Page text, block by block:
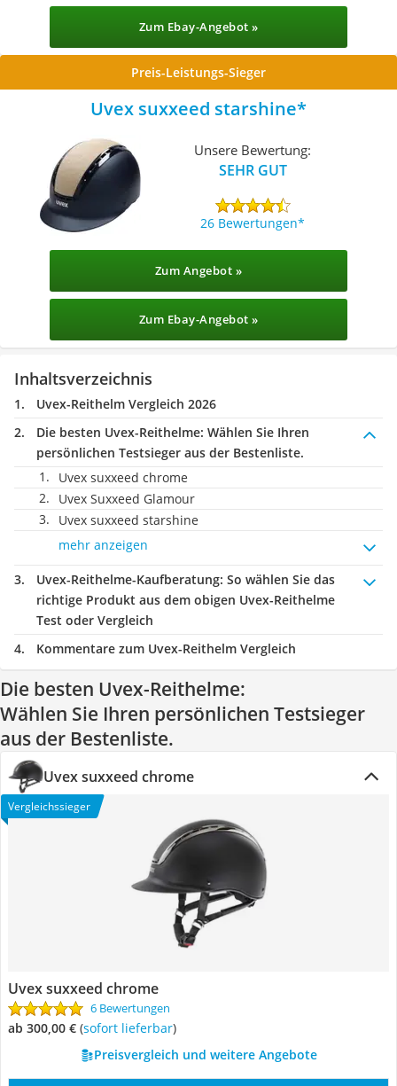
Zum Ebay-Angebot »
Preis-Leistungs-Sieger
Uvex suxxeed starshine
Unsere Bewertung:
SEHR GUT
26 Bewertungen
Zum Angebot »
Zum Ebay-Angebot »
Inhaltsverzeichnis
Uvex-Reithelm Vergleich 2026
Die besten Uvex-Reithelme: Wählen Sie Ihren
persönlichen Testsieger aus der Bestenliste.
Uvex suxxeed chrome
Uvex Suxxeed Glamour
Uvex suxxeed starshine
mehr anzeigen
Uvex-Reithelme-Kaufberatung: So wählen Sie das
richtige Produkt aus dem obigen Uvex-Reithelme
Test oder Vergleich
Kommentare zum Uvex-Reithelm Vergleich
Die besten Uvex-Reithelme:
Wählen Sie Ihren persönlichen Testsieger
aus der Bestenliste.
Uvex suxxeed chrome
Vergleichssieger
Uvex suxxeed chrome
6 Bewertungen
ab 300,00 € ( Sofort lieferbar)
Preisvergleich und weitere Angebote